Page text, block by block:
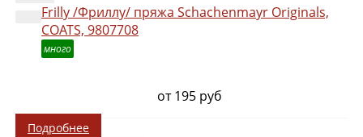
Frilly /Фриллу/ пряжа Schachenmayr Originals,
COATS, 9807708
много
от 195 руб
Подробнее